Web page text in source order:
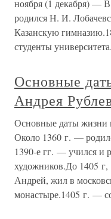
ноября (1 декабря) —
родился Н. И.
Казанскую
студенты
Основные
Андрея
Основные даты жизни
Около 1360 г. —
1390-е гг. — учился и
художников.До 1405
Андрей, жил в
монастыре.1405 г. —